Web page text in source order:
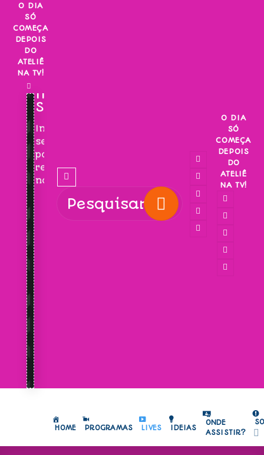
Skip
content
O DIA
SÓ
COMEÇA
DEPOIS
DO
ATELIÊ
NA TV!
INSCREVA-
SE!
Inscreva-
se
para
receber
novidades!
O DIA
SÓ
COMEÇA
DEPOIS
DO
ATELIÊ
NA TV!
HOME PROGRAMAS LIVES IDEIAS
ONDE
ASSISTIR?